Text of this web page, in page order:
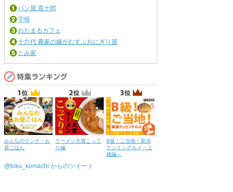
パン屋 喜十郎
宇呀
わたまるカフェ
十六代 農家の嫁がむすぶおにぎり屋
とみ家
みんなのランチ・お
昼ごはん
ラーメン大賞こって
り編
B級！ご当地！新潟
ケンミングルメ～上
越編～
@toku_komachi からのツイート